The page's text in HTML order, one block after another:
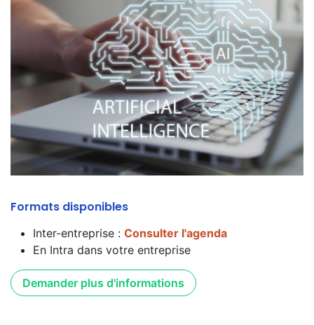
Formats disponibles
Inter-entreprise : Consulter l'agenda
En Intra dans votre entreprise
Demander plus d'informations